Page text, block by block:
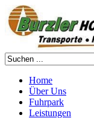
Home
Über Uns
Fuhrpark
Leistungen